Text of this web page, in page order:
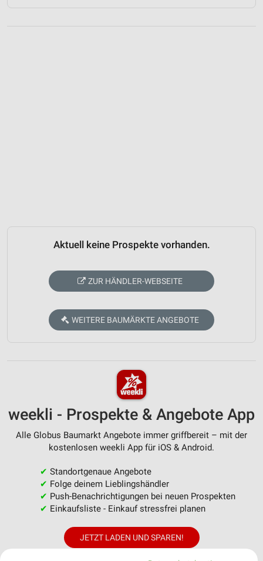
Aktuell keine Prospekte vorhanden.
ZUR HÄNDLER-WEBSEITE
WEITERE BAUMÄRKTE ANGEBOTE
weekli - Prospekte & Angebote App
Alle Globus Baumarkt Angebote immer griffbereit – mit der
kostenlosen weekli App für iOS & Android.
✔ Standortgenaue Angebote
✔ Folge deinem Lieblingshändler
✔ Push-Benachrichtigungen bei neuen Prospekten
✔ Einkaufsliste - Einkauf stressfrei planen
JETZT LADEN UND SPAREN!